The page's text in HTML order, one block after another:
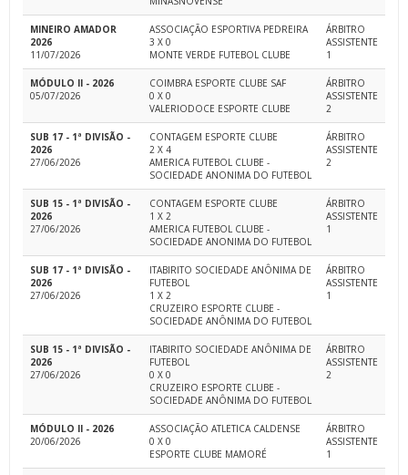
MINEIRO AMADOR
2026
11/07/2026
ASSOCIAÇÃO ESPORTIVA PEDREIRA
3 X 0
MONTE VERDE FUTEBOL CLUBE
ÁRBITRO
ASSISTENTE
1
MÓDULO II - 2026
05/07/2026
COIMBRA ESPORTE CLUBE SAF
0 X 0
VALERIODOCE ESPORTE CLUBE
ÁRBITRO
ASSISTENTE
2
SUB 17 - 1ª DIVISÃO -
2026
27/06/2026
CONTAGEM ESPORTE CLUBE
2 X 4
AMERICA FUTEBOL CLUBE -
SOCIEDADE ANONIMA DO FUTEBOL
ÁRBITRO
ASSISTENTE
2
SUB 15 - 1ª DIVISÃO -
2026
27/06/2026
CONTAGEM ESPORTE CLUBE
1 X 2
AMERICA FUTEBOL CLUBE -
SOCIEDADE ANONIMA DO FUTEBOL
ÁRBITRO
ASSISTENTE
1
SUB 17 - 1ª DIVISÃO -
2026
27/06/2026
ITABIRITO SOCIEDADE ANÔNIMA DE
FUTEBOL
1 X 2
CRUZEIRO ESPORTE CLUBE -
SOCIEDADE ANÔNIMA DO FUTEBOL
ÁRBITRO
ASSISTENTE
1
SUB 15 - 1ª DIVISÃO -
2026
27/06/2026
ITABIRITO SOCIEDADE ANÔNIMA DE
FUTEBOL
0 X 0
CRUZEIRO ESPORTE CLUBE -
SOCIEDADE ANÔNIMA DO FUTEBOL
ÁRBITRO
ASSISTENTE
2
MÓDULO II - 2026
20/06/2026
ASSOCIAÇÃO ATLETICA CALDENSE
0 X 0
ESPORTE CLUBE MAMORÉ
ÁRBITRO
ASSISTENTE
1